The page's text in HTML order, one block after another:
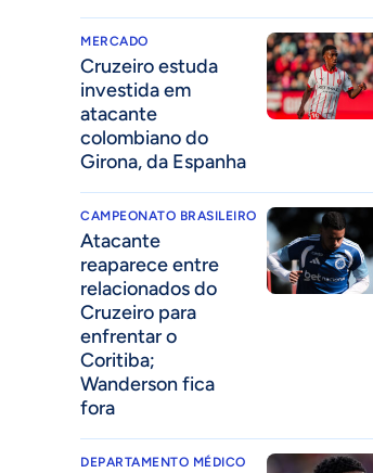
MERCADO
Cruzeiro estuda
investida em
atacante
colombiano do
Girona, da Espanha
CAMPEONATO BRASILEIRO
Atacante
reaparece entre
relacionados do
Cruzeiro para
enfrentar o
Coritiba;
Wanderson fica
fora
DEPARTAMENTO MÉDICO